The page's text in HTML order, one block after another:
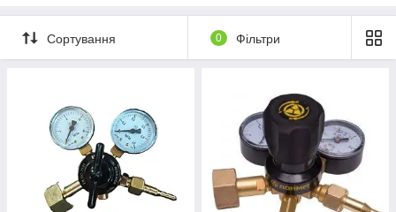
є лідером вибору серед
українських зварювальників. Обирайте професійне
обладнання з офіційною гарантією від виробника
Сортування 0 Фільтри